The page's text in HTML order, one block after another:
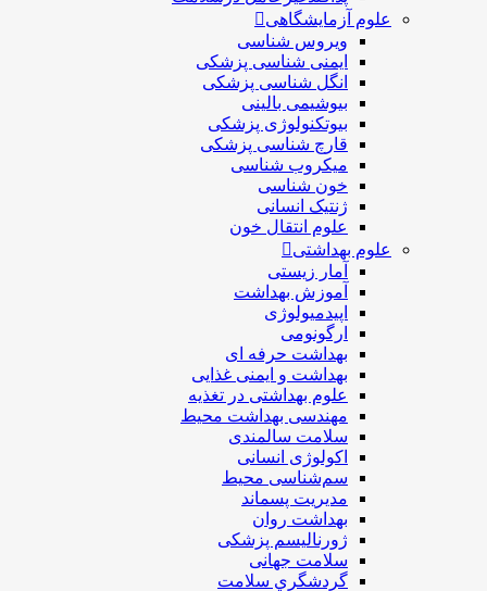
علوم آزمایشگاهی
ویروس شناسی
ایمنی شناسی پزشكی
انگل شناسی پزشکی
بیوشیمی بالینی
بیوتکنولوژی پزشکی
قارچ شناسی پزشکی
ميكروب شناسی
خون شناسی
ژنتیک انسانی
علوم انتقال خون
علوم بهداشتی
آمار زیستی
آموزش بهداشت
اپیدمیولوژی
ارگونومی
بهداشت حرفه ای
بهداشت و ایمنی غذایی
علوم بهداشتی در تغذیه
مهندسی بهداشت محيط
سلامت سالمندی
اکولوژی انسانی
سم‌شناسی محیط
مدیریت پسماند
بهداشت روان
ژورنالیسم پزشکی
سلامت جهانی
گردشگري سلامت